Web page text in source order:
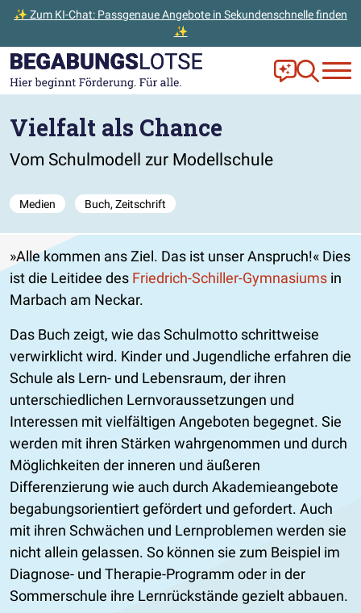
✨ Zum KI-Chat: Passgenaue Angebote in Sekundenschnelle finden
✨
Zum Hauptinhalt der Seite springen
Zur Startseite gehen Frag Ella!
Zur
Vielfalt als Chance
Vom Schulmodell zur Modellschule
Medien Buch, Zeitschrift
Alle kommen ans Ziel. Das ist unser Anspruch!
Dies
ist die Leitidee des Friedrich-Schiller-Gymnasiums in
Marbach am Neckar.
Das Buch zeigt, wie das Schulmotto schrittweise
verwirklicht wird. Kinder und Jugendliche erfahren die
Schule als Lern- und Lebensraum, der ihren
unterschiedlichen Lernvoraussetzungen und
Interessen mit vielfältigen Angeboten begegnet. Sie
werden mit ihren Stärken wahrgenommen und durch
Möglichkeiten der inneren und äußeren
Differenzierung wie auch durch Akademieangebote
begabungsorientiert gefördert und gefordert. Auch
mit ihren Schwächen und Lernproblemen werden sie
nicht allein gelassen. So können sie zum Beispiel im
Diagnose- und Therapie-Programm oder in der
Sommerschule ihre Lernrückstände gezielt abbauen.